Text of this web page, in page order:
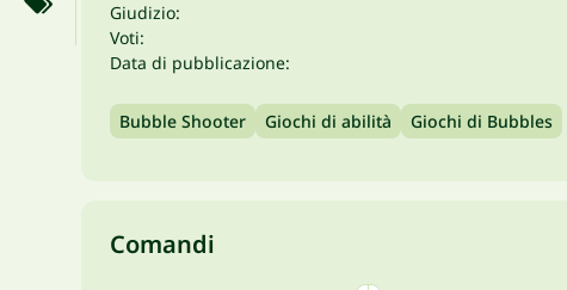
Giudizio:
Voti:
Data di pubblicazione:
Bubble Shooter Giochi di abilità Giochi di Bubbles
Comandi